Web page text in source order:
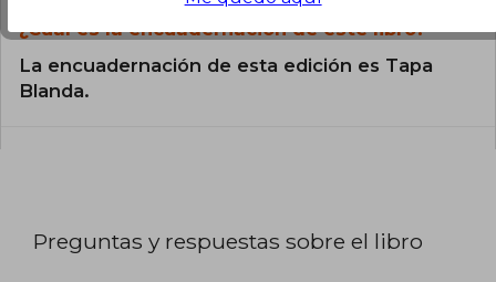
¿Cuál es la encuadernación de este libro?
La encuadernación de esta edición es Tapa
Blanda.
Preguntas y respuestas sobre el libro